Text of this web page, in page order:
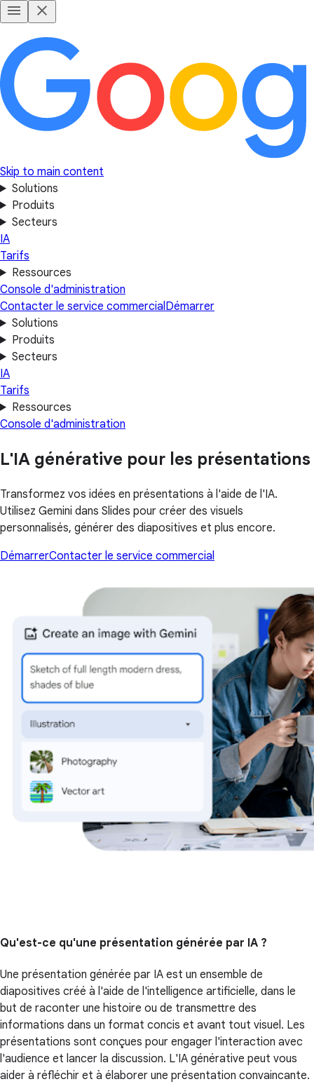
Skip to main content
Solutions
Produits
Secteurs
IA
Tarifs
Ressources
Console d'administration
Contacter le service commercialDémarrer
Solutions
Produits
Secteurs
IA
Tarifs
Ressources
Console d'administration
L'IA générative pour les présentations
Transformez vos idées en présentations à l'aide de l'IA.
Utilisez Gemini dans Slides pour créer des visuels
personnalisés, générer des diapositives et plus encore.
DémarrerContacter le service commercial
Qu'est-ce qu'une présentation générée par IA ?
Une présentation générée par IA est un ensemble de
diapositives créé à l'aide de l'intelligence artificielle, dans le
but de raconter une histoire ou de transmettre des
informations dans un format concis et avant tout visuel. Les
présentations sont conçues pour engager l'interaction avec
l'audience et lancer la discussion. L'IA générative peut vous
aider à réfléchir et à élaborer une présentation convaincante.